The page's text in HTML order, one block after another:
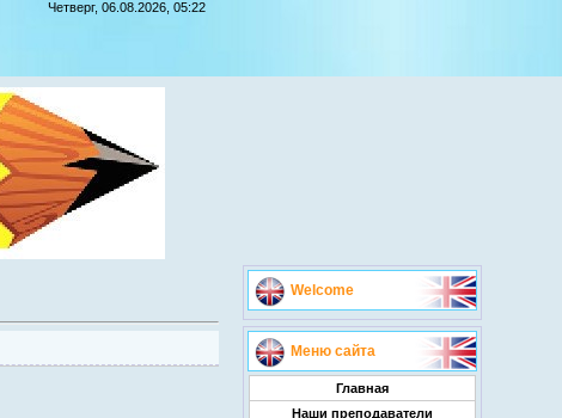
Четверг, 06.08.2026, 05:22
Welcome
Меню сайта
Главная
Наши преподаватели